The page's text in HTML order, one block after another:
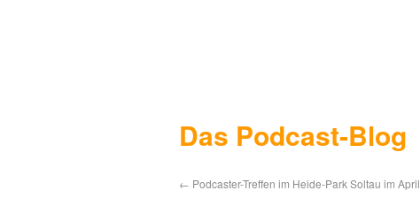
Das Podcast-Blog
← Podcaster-Treffen im Heide-Park Soltau im April